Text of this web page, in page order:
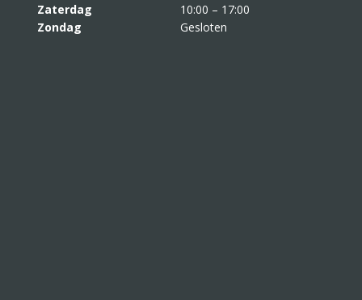
Zaterdag
10:00 – 17:00
Zondag
Gesloten